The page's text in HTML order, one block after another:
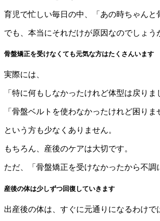
育児で忙しい毎日の中、「あの時ちゃん
でも、本当にそれだけが原因なのでしょう
骨盤矯正を受けなくても元気な方はたくさんいます
実際には、
「特に何もしなかったけれど体型は戻りま
「骨盤ベルトを使わなかったけれど困りま
という方も少なくありません。
もちろん、産後のケアは大切です。
ただ、「骨盤矯正を受けなかったから不調
産後の体は少しずつ回復していきます
出産後の体は、すぐに元通りになるわけで